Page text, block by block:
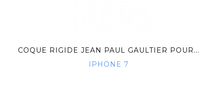
COQUE RIGIDE JEAN PAUL GAULTIER POUR...
IPHONE 7